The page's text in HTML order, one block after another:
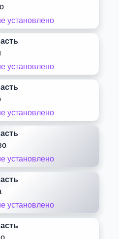
установлено
установлено
установлено
установлено
установлено